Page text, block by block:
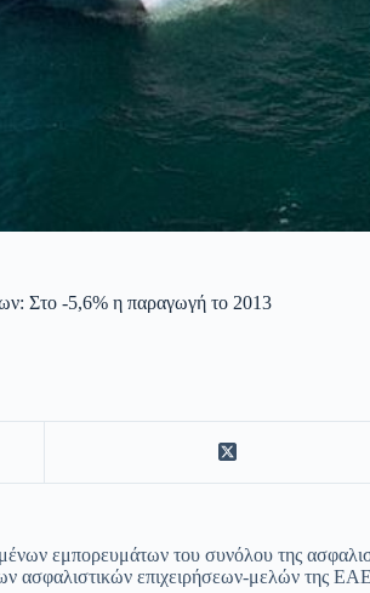
Στο -5,6% η παραγωγή το 2013
εμπορευμάτων του συνόλου της
ασφαλιστικών επιχειρήσεων-μελών της